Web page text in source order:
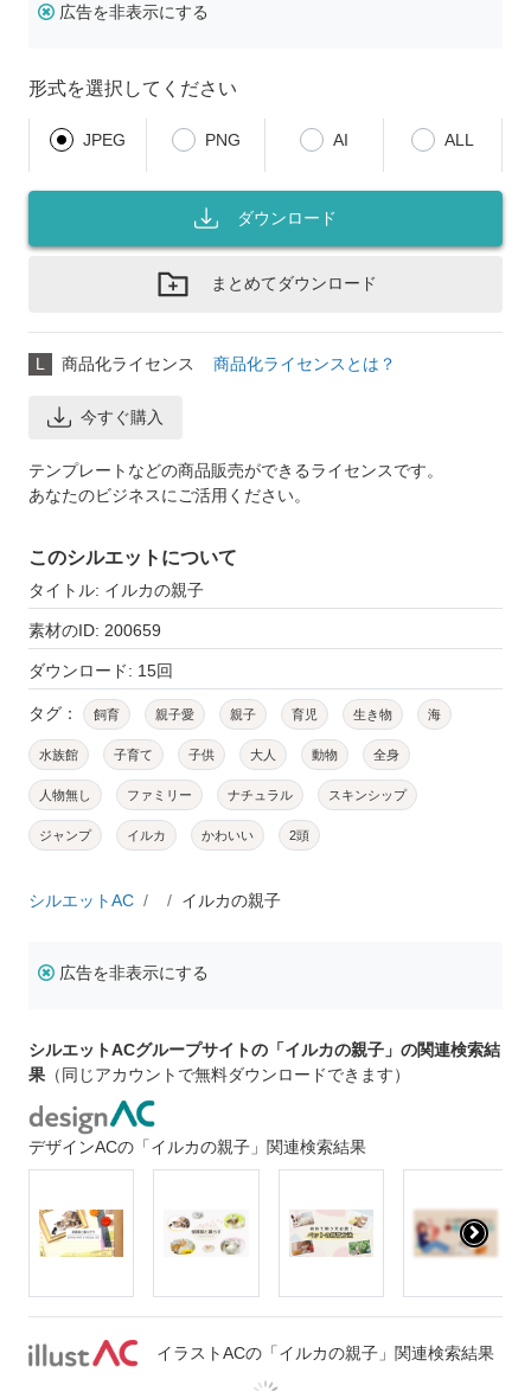
広告を非表示にする
形式を選択してください
JPEG PNG AI ALL
ダウンロード
まとめてダウンロード
L 商品化ライセンス 商品化ライセンスとは？
今すぐ購入
テンプレートなどの商品販売ができるライセンスです。
あなたのビジネスにご活用ください。
このシルエットについて
タイトル: イルカの親子
素材のID: 200659
ダウンロード: 15回
タグ： 飼育 親子愛 親子 育児 生き物 海
水族館 子育て 子供 大人 動物 全身
人物無し ファミリー ナチュラル スキンシップ
ジャンプ イルカ かわいい 2頭
シルエットAC イルカの親子
広告を非表示にする
シルエットACグループサイトの「イルカの親子」の関連検索結
果 （同じアカウントで無料ダウンロードできます）
デザインACの「イルカの親子」関連検索結果
イラストACの「イルカの親子」関連検索結果